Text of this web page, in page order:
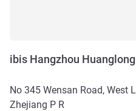
ibis Hangzhou Huanglong
No 345 Wensan Road, West
Zhejiang P R